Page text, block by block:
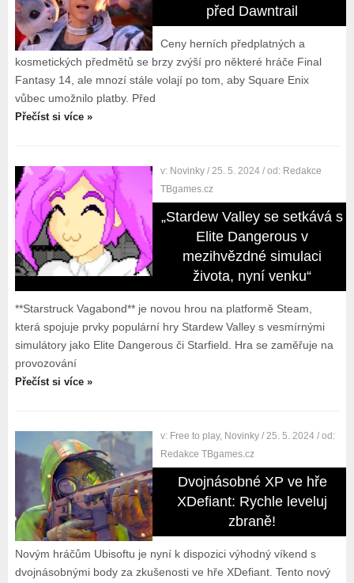
před Dawntrail
Ceny herních předplatných a
kosmetických předmětů se brzy zvýší pro některé hráče Final
Fantasy 14, ale mnozí stále volají po tom, aby Square Enix
vůbec umožnilo platby. Před
Přečíst si více »
v: Novinky / 25. 5. 2024 / od: Redakce
TBgames.cz
„Stardew Valley se setkává s
Elite Dangerous v
mezihvězdné simulaci
života, nyní venku“
**Starstruck Vagabond** je novou hrou na platformě Steam,
která spojuje prvky populární hry Stardew Valley s vesmírnými
simulátory jako Elite Dangerous či Starfield. Hra se zaměřuje na
provozování
Přečíst si více »
v: Free to play, Novinky / 25. 5. 2024 / od:
Redakce TBgames.cz
Dvojnásobné XP ve hře
XDefiant: Rychle leveluj
zbraně!
Novým hráčům Ubisoftu je nyní k dispozici výhodný víkend s
dvojnásobnými body za zkušenosti ve hře XDefiant. Tento nový